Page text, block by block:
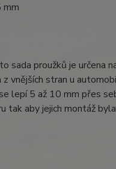
mm
sada proužků je určena
stran u
lepí 5 až 10 mm přes
aby jejich montáž